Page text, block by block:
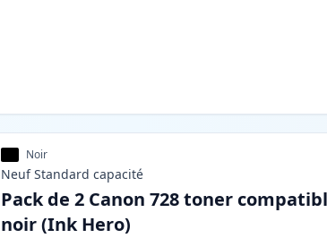
Noir
Neuf Standard capacité
Pack de 2 Canon 728 toner
noir (Ink Hero)